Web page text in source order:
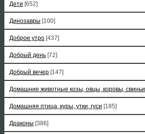
Дети [652]
Динозавры [100]
Доброе утро [437]
Добрый день [72]
Добрый вечер [147]
Домашние животные козы, овцы, коровы, свиньи
Домашняя птица, куры, утки, гуси [185]
Драконы [386]